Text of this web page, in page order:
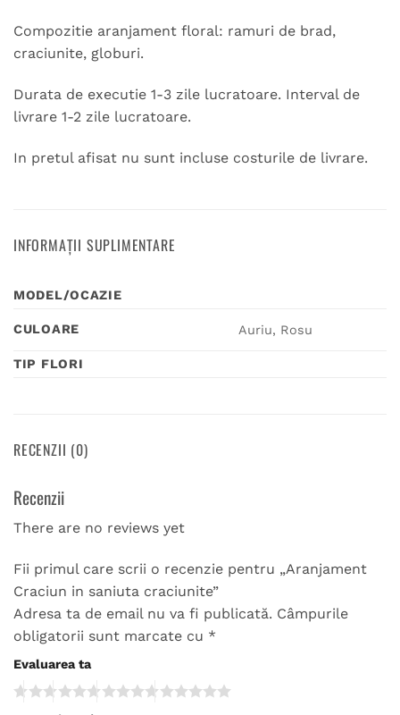
Compozitie aranjament floral: ramuri de brad,
craciunite, globuri.
Durata de executie 1-3 zile lucratoare. Interval de
livrare 1-2 zile lucratoare.
In pretul afisat nu sunt incluse costurile de livrare.
INFORMAȚII SUPLIMENTARE
MODEL/OCAZIE
CULOARE Auriu, Rosu
TIP FLORI
RECENZII (0)
Recenzii
There are no reviews yet
Fii primul care scrii o recenzie pentru „Aranjament
Craciun in saniuta craciunite”
Adresa ta de email nu va fi publicată. Câmpurile
obligatorii sunt marcate cu *
Evaluarea ta